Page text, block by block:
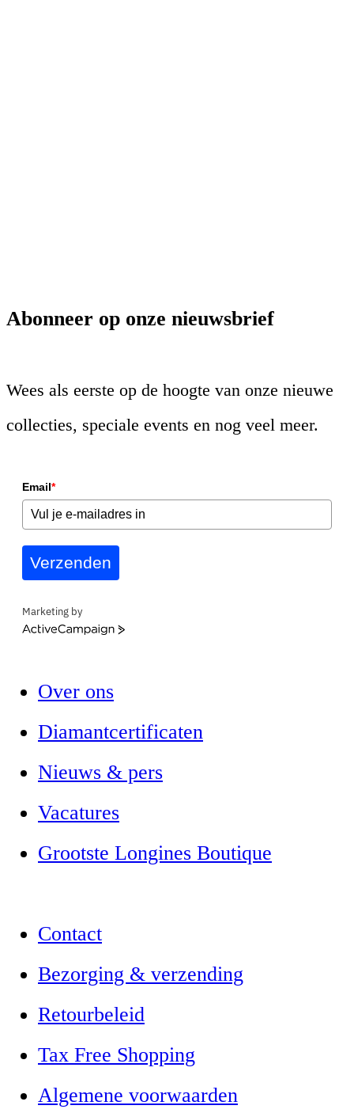
Abonneer op onze nieuwsbrief
Wees als eerste op de hoogte van onze nieuwe
collecties, speciale events en nog veel meer.
Email*
Verzenden
Marketing by
ActiveCampaign
Over ons
Diamantcertificaten
Nieuws & pers
Vacatures
Grootste Longines Boutique
Contact
Bezorging & verzending
Retourbeleid
Tax Free Shopping
Algemene voorwaarden